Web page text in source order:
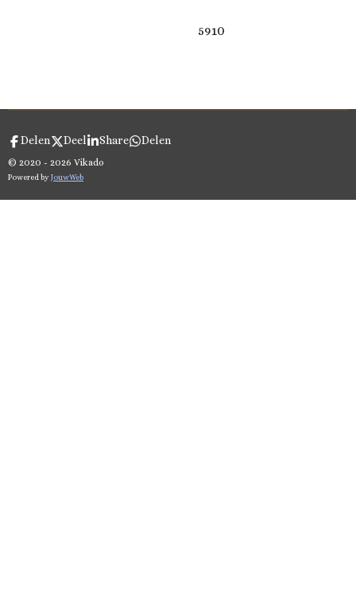
5910
Delen Deel Share Delen
© 2020 - 2026 Vikado
Powered byJouwWeb